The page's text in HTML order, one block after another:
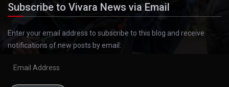
Subscribe to Vivara News via Email
Enter your email address to subscribe to this blog and receive
notifications of new posts by email.